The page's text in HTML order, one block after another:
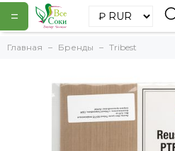
=
Главная Бренды Tribest